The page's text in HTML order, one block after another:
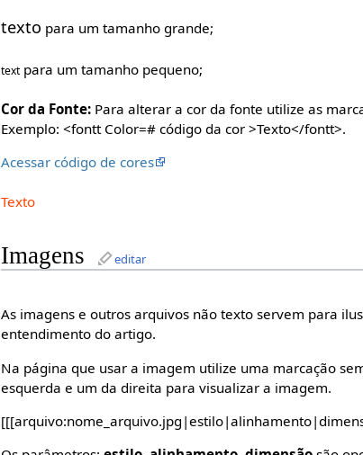
texto para um tamanho grande;
text para um tamanho pequeno;
Cor da Fonte: Para alterar a cor da fonte utilize as
Exemplo: <fontt Color=# código da cor >Texto</fontt>.
Acessar código de cores
Texto
Imagens editar
As imagens e outros arquivos não texto servem para
entendimento do artigo.
Na página que usar a imagem utilize uma marcação
esquerda e um da direita para visualizar a imagem.